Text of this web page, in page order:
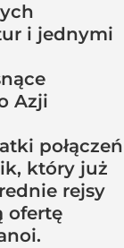
i jednymi
Azji
połączeń
który już
rejsy
ofertę